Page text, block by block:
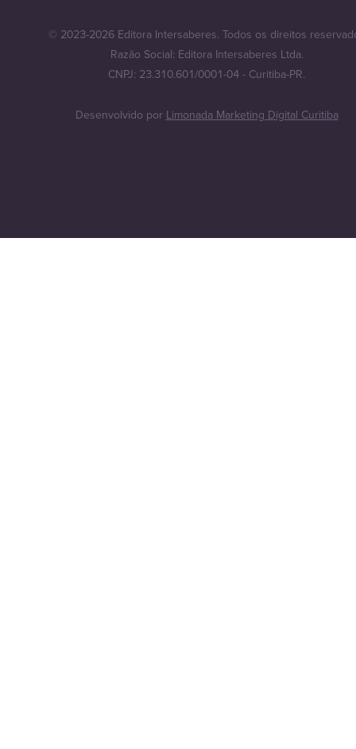
© 2023-2026 Editora Intersaberes. Todos os direitos
Razão Social: Editora Intersaberes Ltda.
CNPJ: 23.310.601/0001-04 - Curitiba-PR.
Desenvolvido porLimonada Marketing Digital Curitiba